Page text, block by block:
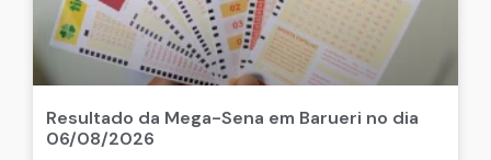
Resultado da Mega-Sena em Barueri no dia
06/08/2026